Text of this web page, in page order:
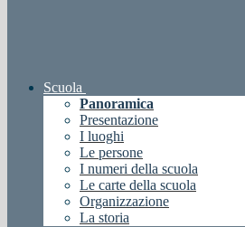
Scuola
Panoramica
Presentazione
I luoghi
Le persone
I numeri della scuola
Le carte della scuola
Organizzazione
La storia